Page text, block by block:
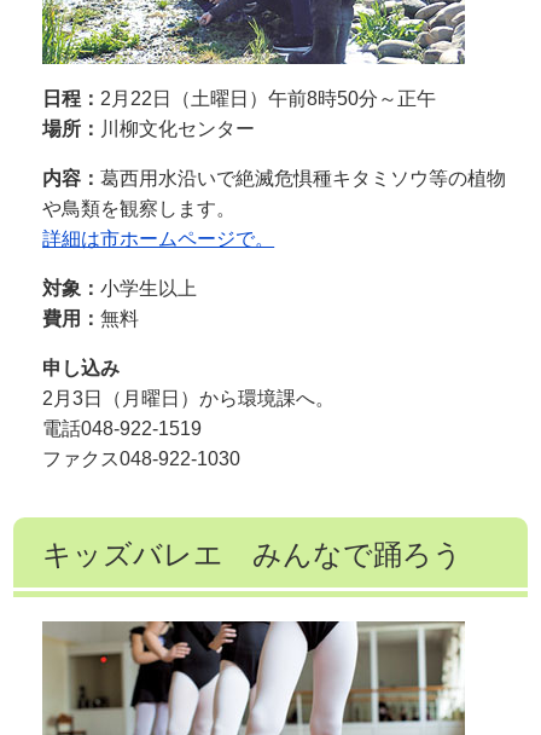
日程： 2月22日（土曜日）午前8時50分～正午
場所： 川柳文化センター
内容：葛西用水沿いで絶滅危惧種キタミソウ等の植物
や鳥類を観察します。
詳細は市ホームページで。
対象：小学生以上
費用：無料
申し込み
2月3日（月曜日）から環境課へ。
電話048-922-1519
ファクス048-922-1030
キッズバレエ みんなで踊ろう